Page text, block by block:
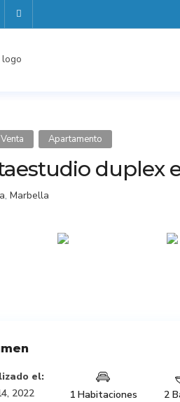
Venta Apartamento
duplex
, Marbella
el:
2022
1 Habitaciones 2